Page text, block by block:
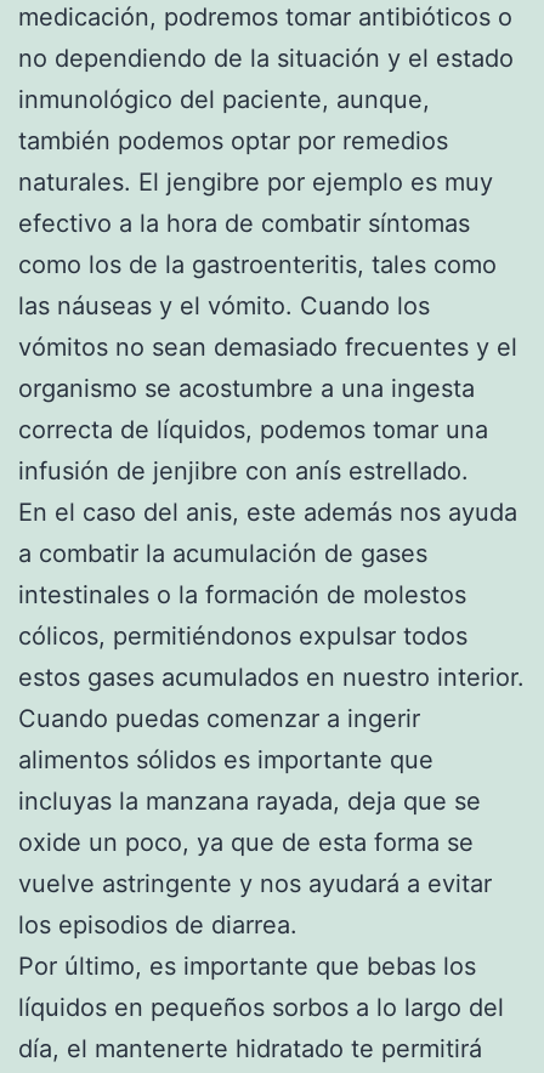
medicación, podremos tomar antibióticos o
no dependiendo de la situación y el estado
inmunológico del paciente, aunque,
también podemos optar por remedios
naturales. El jengibre por ejemplo es muy
efectivo a la hora de combatir síntomas
como los de la gastroenteritis, tales como
las náuseas y el vómito. Cuando los
vómitos no sean demasiado frecuentes y el
organismo se acostumbre a una ingesta
correcta de líquidos, podemos tomar una
infusión de jenjibre con anís estrellado.
En el caso del anis, este además nos ayuda
a combatir la acumulación de gases
intestinales o la formación de molestos
cólicos, permitiéndonos expulsar todos
estos gases acumulados en nuestro interior.
Cuando puedas comenzar a ingerir
alimentos sólidos es importante que
incluyas la manzana rayada, deja que se
oxide un poco, ya que de esta forma se
vuelve astringente y nos ayudará a evitar
los episodios de diarrea.
Por último, es importante que bebas los
líquidos en pequeños sorbos a lo largo del
día, el mantenerte hidratado te permitirá